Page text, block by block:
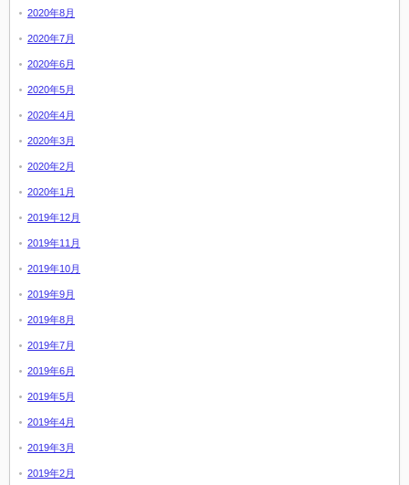
2020年8月
2020年7月
2020年6月
2020年5月
2020年4月
2020年3月
2020年2月
2020年1月
2019年12月
2019年11月
2019年10月
2019年9月
2019年8月
2019年7月
2019年6月
2019年5月
2019年4月
2019年3月
2019年2月